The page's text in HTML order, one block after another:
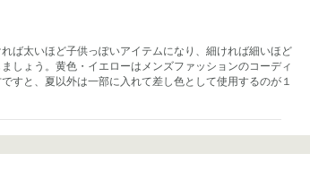
ば太いほど子供っぽいアイテムになり、細ければ細いほど
しょう。黄色・イエローはメンズファッションのコーディ
すと、夏以外は一部に入れて差し色として使用するのが１